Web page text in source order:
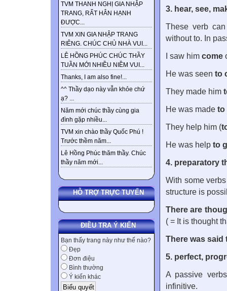
TVM THANH NGHỊ GIA NHẬP
TRANG, RẤT HÂN HẠNH
ĐƯỢC...
TVM XIN GIA NHẬP TRANG
RIÊNG. CHÚC CHỦ NHÀ VUI...
LÊ HỒNG PHÚC CHÚC THẦY
TUẦN MỚI NHIỀU NIỀM VUI...
Thanks, I am also fine!...
^^ Thầy dạo này vẫn khỏe chứ
ạ? ...
Năm mới chúc thầy cùng gia
đình gặp nhiều...
TVM xin chào thầy Quốc Phú !
Trước thềm năm...
Lê Hồng Phúc thăm thầy. Chúc
thầy năm mới...
HỖ TRỢ TRỰC TUYẾN
ĐIỀU TRA Ý KIẾN
Bạn thấy trang này như thế nào?
Đẹp
Đơn điệu
Bình thường
Ý kiến khác
3. hear, see,
These verb
without to. In
I saw him come
He was seen to
They made him
He was made to
They help him (
He was help to
4. preparatory
With some
structure is
There are
( = It is thought
There was said
5. perfect,
A passive
infinitive.